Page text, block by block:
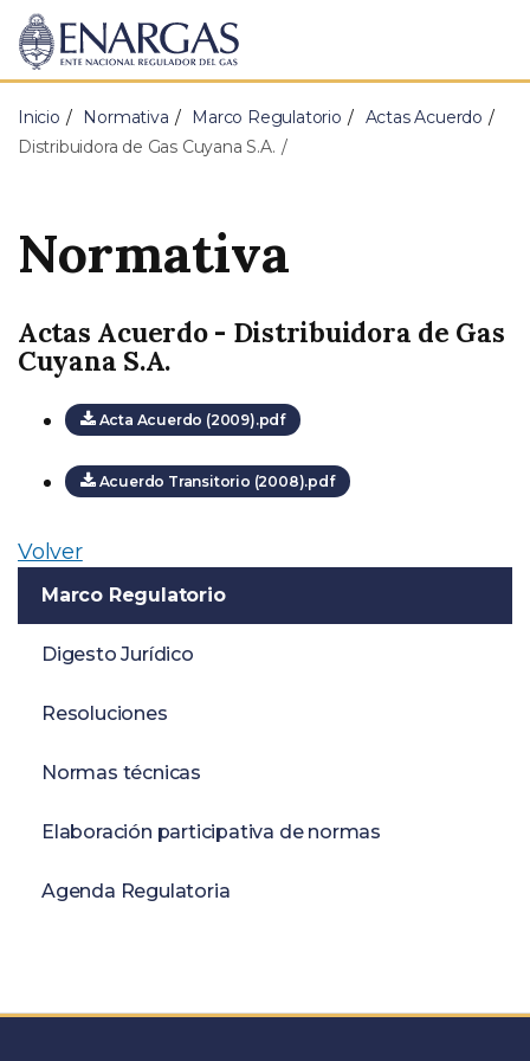
ENARGAS
Ente
Nacional
del
Gas
Inicio Normativa Marco Regulatorio
Actas Acuerdo
Distribuidora de Gas Cuyana S.A.
Normativa
Actas Acuerdo - Distribuidora de Gas
Cuyana S.A.
Acta Acuerdo (2009).pdf
Acuerdo Transitorio (2008).pdf
Volver
Marco Regulatorio
Digesto Jurídico
Resoluciones
Normas técnicas
Elaboración participativa de normas
Agenda Regulatoria